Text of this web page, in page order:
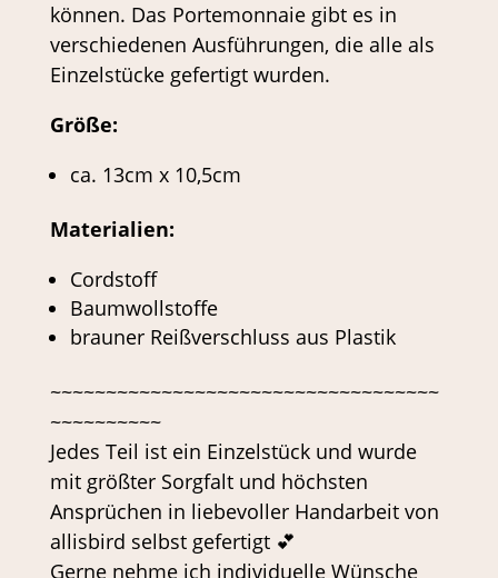
können. Das Portemonnaie gibt es in
verschiedenen Ausführungen, die alle als
Einzelstücke gefertigt wurden.
Größe:
ca. 13cm x 10,5cm
Materialien:
Cordstoff
Baumwollstoffe
brauner Reißverschluss aus Plastik
~~~~~~~~~~~~~~~~~~~~~~~~~~~~~~~~~~~
~~~~~~~~~~
Jedes Teil ist ein Einzelstück und wurde
mit größter Sorgfalt und höchsten
Ansprüchen in liebevoller Handarbeit von
allisbird selbst gefertigt 💕
Gerne nehme ich individuelle Wünsche